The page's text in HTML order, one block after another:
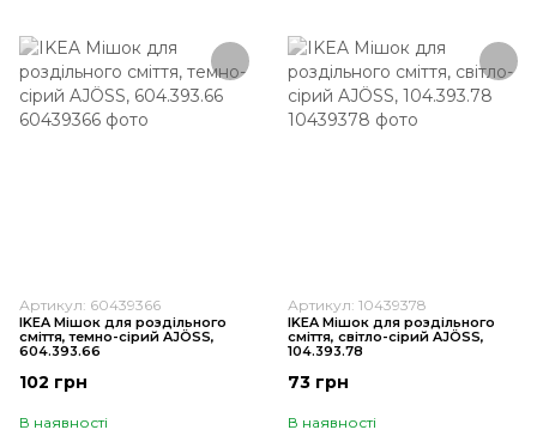
Артикул: 60439366
IKEA Мішок для роздільного
сміття, темно-сірий AJÖSS,
604.393.66
102 грн
В наявності
Артикул: 10439378
IKEA Мішок для роздільного
сміття, світло-сірий AJÖSS,
104.393.78
73 грн
В наявності